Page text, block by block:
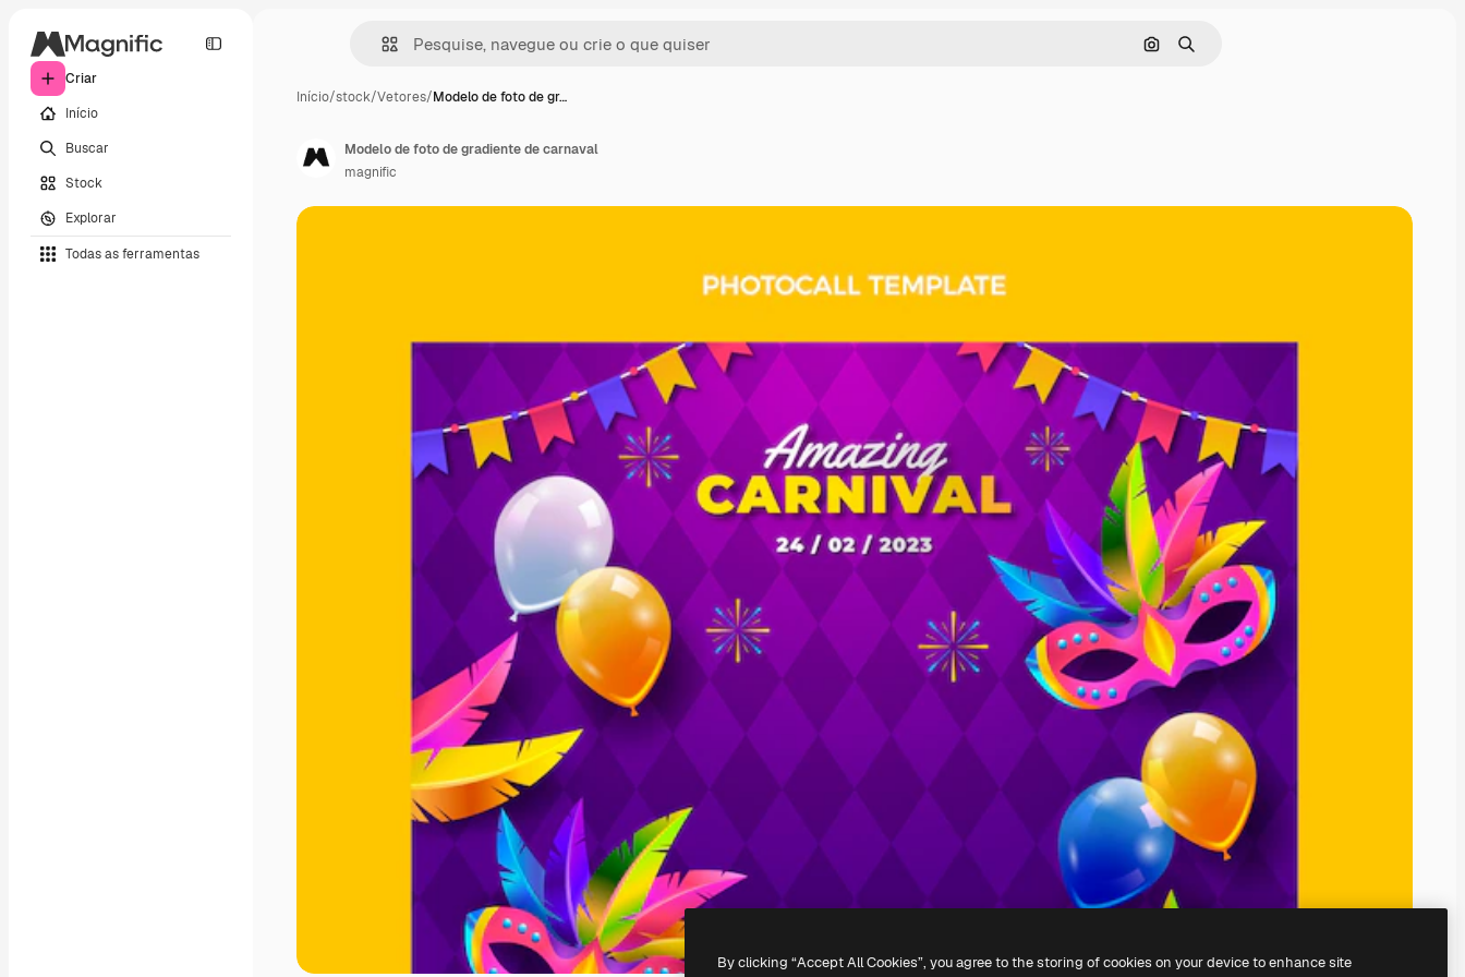
Criar
Início
Buscar
Stock
Explorar
Todas as ferramentas
Pesquisar por imagem
Buscar
Início/stock/Vetores/Modelo de foto de gr…
Modelo de foto de gradiente de carnaval
magnific
By clicking “Accept All Cookies”, you agree to the storing of cookies on your device to enhance site